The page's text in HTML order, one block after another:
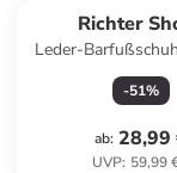
Richter
Leder-
in Hellblau
-51%
ab: 28,99
UVP: 59,99